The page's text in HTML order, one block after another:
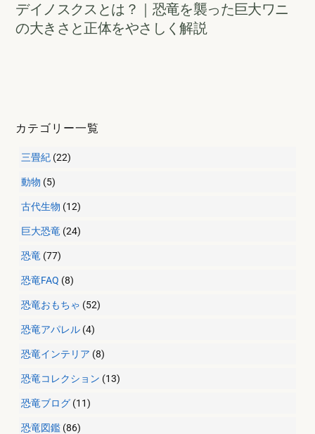
デイノスクスとは？｜恐竜を襲った巨大ワニ
の大きさと正体をやさしく解説
カテゴリー一覧
三畳紀 (22)
動物 (5)
古代生物 (12)
巨大恐竜 (24)
恐竜 (77)
恐竜FAQ (8)
恐竜おもちゃ (52)
恐竜アパレル (4)
恐竜インテリア (8)
恐竜コレクション (13)
恐竜ブログ (11)
恐竜図鑑 (86)